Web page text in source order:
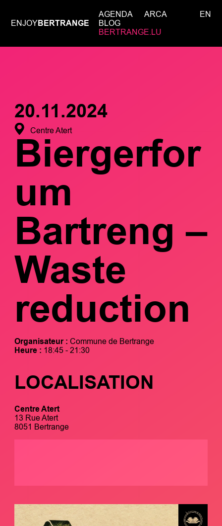
ENJOYBERTRANGE
AGENDA
ARCA
BLOG
BERTRANGE.LU
EN
20.11.2024
Centre Atert
Biergerfor
um
Bartreng –
Waste
reduction
Organisateur : Commune de Bertrange
Heure : 18:45 - 21:30
LOCALISATION
Centre Atert
13 Rue Atert
8051 Bertrange